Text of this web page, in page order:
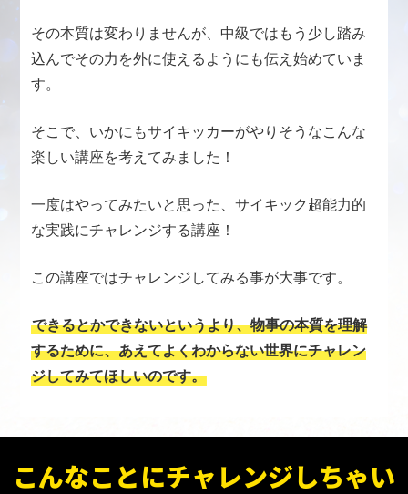
その本質は変わりませんが、中級ではもう少し踏み
込んでその力を外に使えるようにも伝え始めていま
す。
そこで、いかにもサイキッカーがやりそうなこんな
楽しい講座を考えてみました！
一度はやってみたいと思った、サイキック超能力的
な実践にチャレンジする講座！
この講座ではチャレンジしてみる事が大事です。
できるとかできないというより、物事の本質を理解
するために、あえてよくわからない世界にチャレン
ジしてみてほしいのです。
こんなことにチャレンジしちゃい